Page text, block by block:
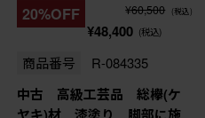
20%OFF ¥60,500 (税込)
¥48,400 (税込)
商品番号 R-084335
中古 高級工芸品 総欅(ケ
ヤキ)材 漆塗り 脚部に施